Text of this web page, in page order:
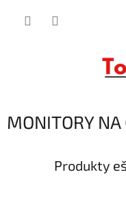
MONITORY NA
Produkty